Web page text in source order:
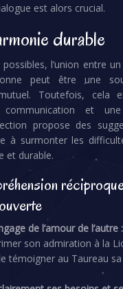
est alors crucial.
durable
l’union entre
peut être une
mutuel. Toutefois, cela
et une
propose des
à surmonter les
et durable.
de l’amour de l’autre :
son admiration à la
témoigner au Taureau